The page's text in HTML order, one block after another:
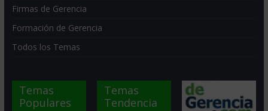
Firmas de Gerencia
Formación de Gerencia
Todos los Temas
Temas
Populares
Temas
Tendencia